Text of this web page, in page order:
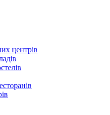
центрів